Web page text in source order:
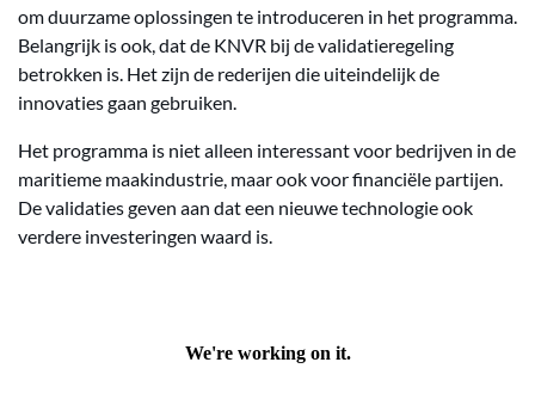
om duurzame oplossingen te introduceren in het programma.
Belangrijk is ook, dat de KNVR bij de validatieregeling
betrokken is. Het zijn de rederijen die uiteindelijk de
innovaties gaan gebruiken.
Het programma is niet alleen interessant voor bedrijven in de
maritieme maakindustrie, maar ook voor financiële partijen.
De validaties geven aan dat een nieuwe technologie ook
verdere investeringen waard is.